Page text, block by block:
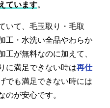
ています。
いて、毛玉取り・毛取
工・水洗い全品やわらか
工が無料なのに加えて、
に満足できない時は再仕
でも満足できない時には
のが安心です。